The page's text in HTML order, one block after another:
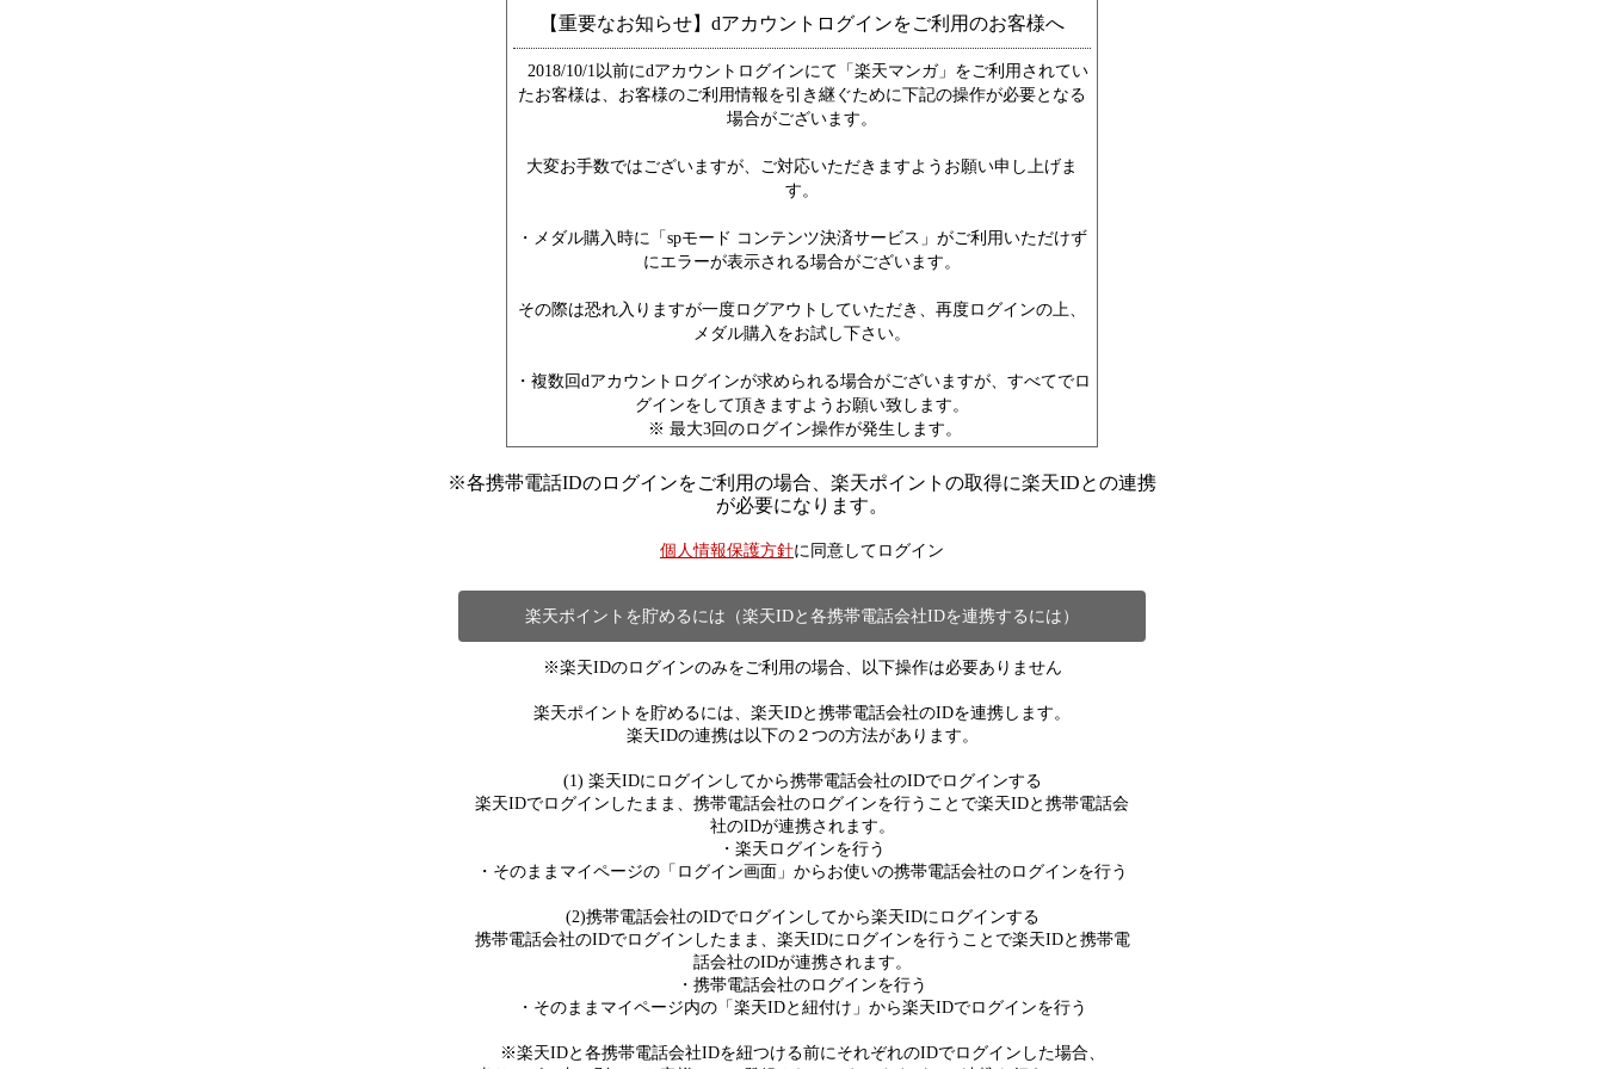
【重要なお知らせ】dアカウントログインをご利用のお客様へ
2018/10/1以前にdアカウントログインにて「楽天マンガ」をご利用されてい
たお客様は、お客様のご利用情報を引き継ぐために下記の操作が必要となる
場合がございます。
大変お手数ではございますが、ご対応いただきますようお願い申し上げま
す。
・メダル購入時に「spモード コンテンツ決済サービス」がご利用いただけず
にエラーが表示される場合がございます。
その際は恐れ入りますが一度ログアウトしていただき、再度ログインの上、
メダル購入をお試し下さい。
・複数回dアカウントログインが求められる場合がございますが、すべてでロ
グインをして頂きますようお願い致します。
※ 最大3回のログイン操作が発生します。
※各携帯電話IDのログインをご利用の場合、楽天ポイントの取得に楽天IDとの連携
が必要になります。
個人情報保護方針に同意してログイン
楽天ポイントを貯めるには（楽天IDと各携帯電話会社IDを連携するには）
※楽天IDのログインのみをご利用の場合、以下操作は必要ありません
楽天ポイントを貯めるには、楽天IDと携帯電話会社のIDを連携します。
楽天IDの連携は以下の２つの方法があります。
(1) 楽天IDにログインしてから携帯電話会社のIDでログインする
楽天IDでログインしたまま、携帯電話会社のログインを行うことで楽天IDと携帯電話会
社のIDが連携されます。
・楽天ログインを行う
・そのままマイページの「ログイン画面」からお使いの携帯電話会社のログインを行う
(2)携帯電話会社のIDでログインしてから楽天IDにログインする
携帯電話会社のIDでログインしたまま、楽天IDにログインを行うことで楽天IDと携帯電
話会社のIDが連携されます。
・携帯電話会社のログインを行う
・そのままマイページ内の「楽天IDと紐付け」から楽天IDでログインを行う
※楽天IDと各携帯電話会社IDを紐つける前にそれぞれのIDでログインした場合、